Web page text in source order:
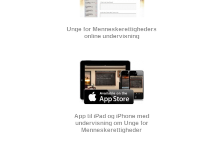
Unge for Menneskerettigheders
online undervisning
App til iPad og iPhone med
undervisning om Unge for
Menneskerettigheder